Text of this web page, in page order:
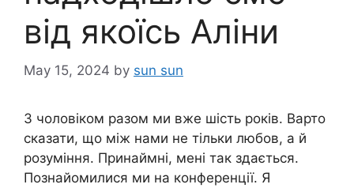
від якоїсь Аліни
May 15, 2024 by sun sun
З чоловіком разом ми вже шість років. Варто
сказати, що між нами не тільки любов, а й
розуміння. Принаймні, мені так здається.
Познайомилися ми на конференції. Я